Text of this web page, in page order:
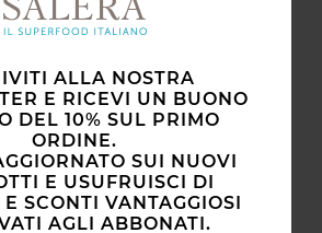
IN
ALLA NOSTRA
E RICEVI UN BUONO
DEL 10% SUL PRIMO
ORDINE.
SUI NUOVI
E USUFRUISCI DI
SCONTI VANTAGGIOSI
AGLI ABBONATI.